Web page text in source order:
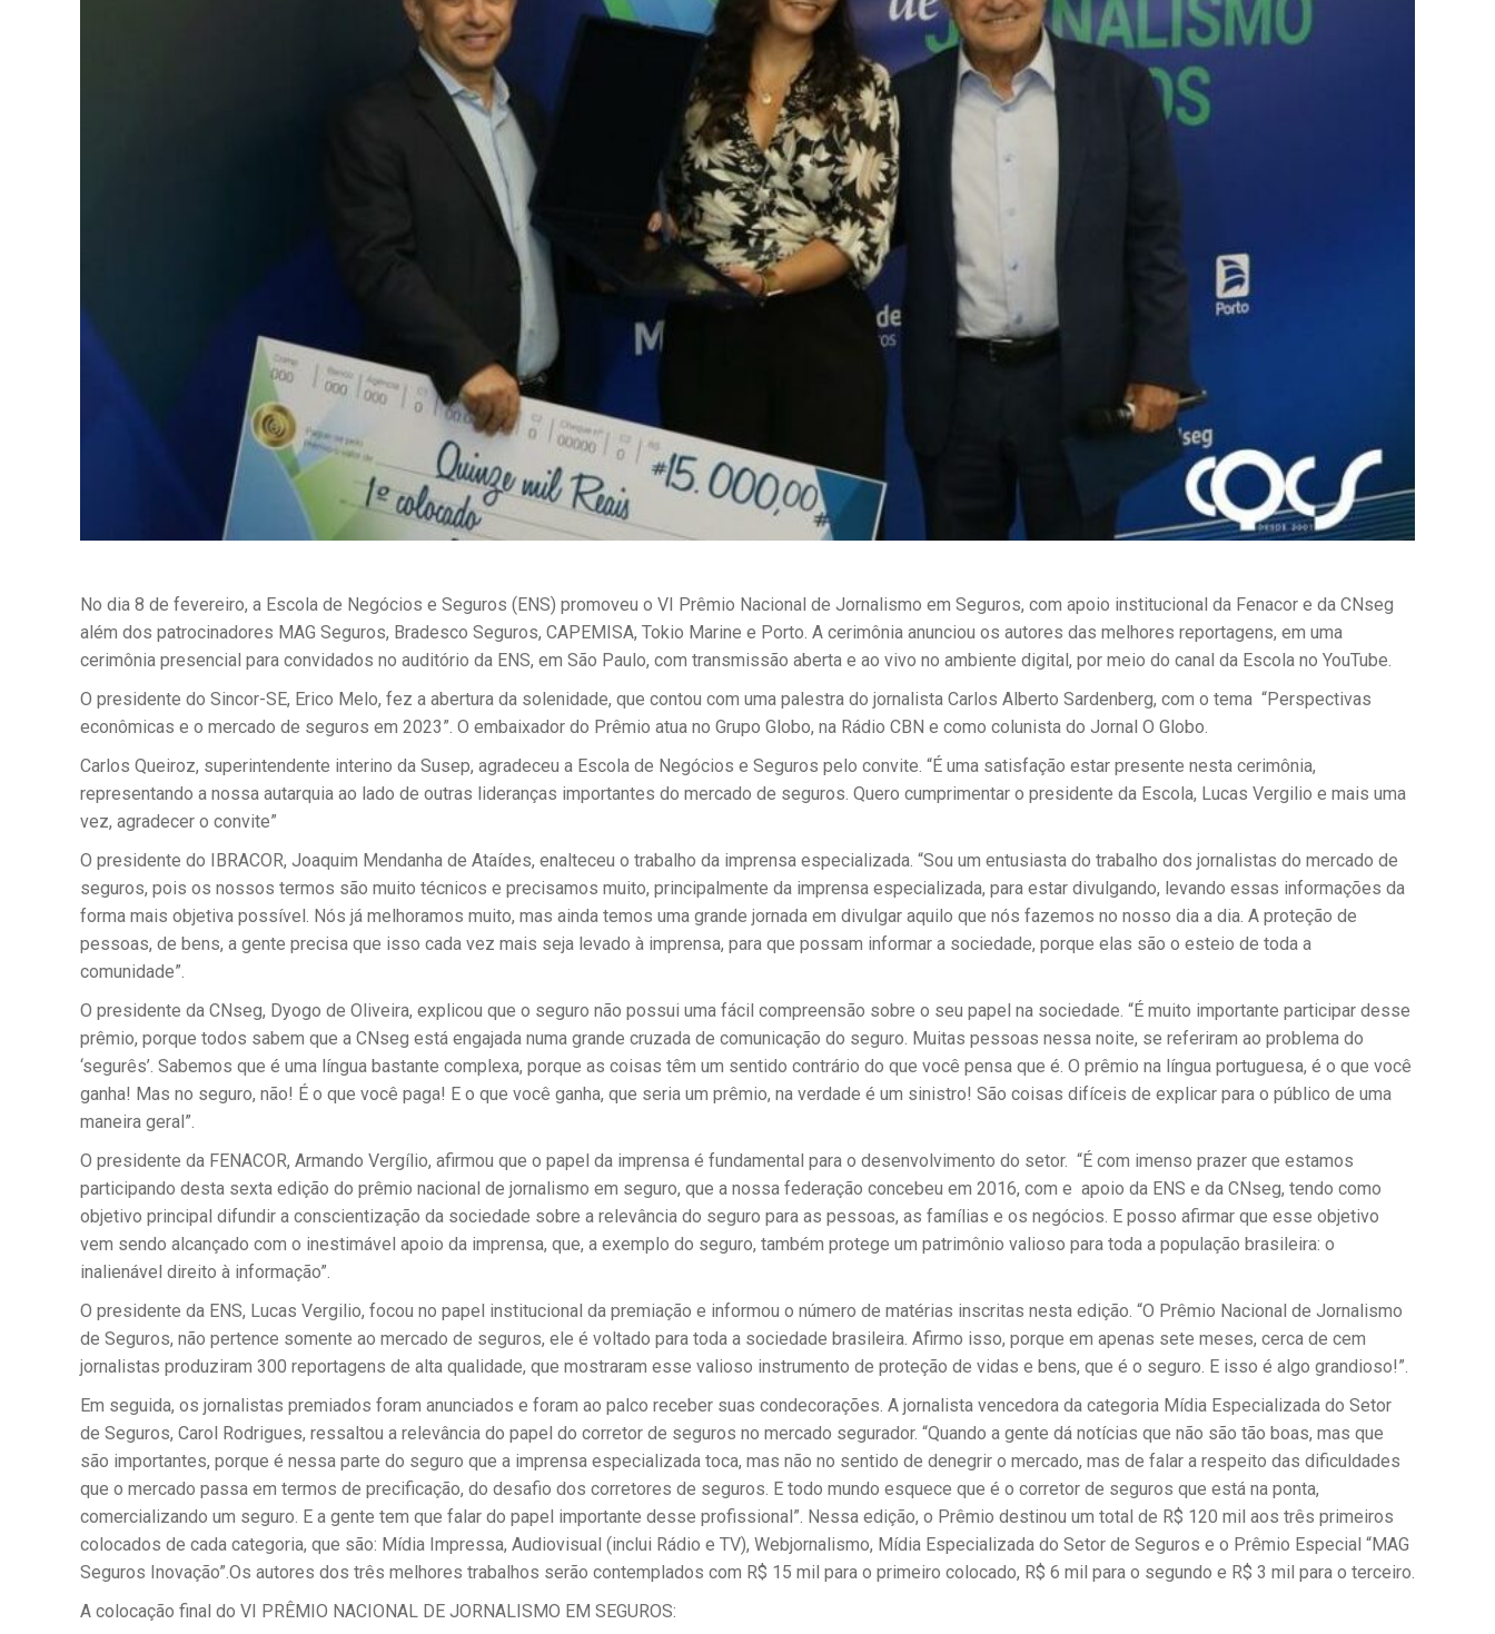
No dia 8 de fevereiro, a Escola de Negócios e Seguros (ENS) promoveu o VI Prêmio Nacional de Jornalismo em Seguros, com apoio institucional da Fenacor e da CNseg
além dos patrocinadores MAG Seguros, Bradesco Seguros, CAPEMISA, Tokio Marine e Porto. A cerimônia anunciou os autores das melhores reportagens, em uma
cerimônia presencial para convidados no auditório da ENS, em São Paulo, com transmissão aberta e ao vivo no ambiente digital, por meio do canal da Escola no YouTube.
O presidente do Sincor-SE, Erico Melo, fez a abertura da solenidade, que contou com uma palestra do jornalista Carlos Alberto Sardenberg, com o tema “Perspectivas
econômicas e o mercado de seguros em 2023”. O embaixador do Prêmio atua no Grupo Globo, na Rádio CBN e como colunista do Jornal O Globo.
Carlos Queiroz, superintendente interino da Susep, agradeceu a Escola de Negócios e Seguros pelo convite. “É uma satisfação estar presente nesta cerimônia,
representando a nossa autarquia ao lado de outras lideranças importantes do mercado de seguros. Quero cumprimentar o presidente da Escola, Lucas Vergilio e mais uma
vez, agradecer o convite”
O presidente do IBRACOR, Joaquim Mendanha de Ataídes, enalteceu o trabalho da imprensa especializada. “Sou um entusiasta do trabalho dos jornalistas do mercado de
seguros, pois os nossos termos são muito técnicos e precisamos muito, principalmente da imprensa especializada, para estar divulgando, levando essas informações da
forma mais objetiva possível. Nós já melhoramos muito, mas ainda temos uma grande jornada em divulgar aquilo que nós fazemos no nosso dia a dia. A proteção de
pessoas, de bens, a gente precisa que isso cada vez mais seja levado à imprensa, para que possam informar a sociedade, porque elas são o esteio de toda a
comunidade”.
O presidente da CNseg, Dyogo de Oliveira, explicou que o seguro não possui uma fácil compreensão sobre o seu papel na sociedade. “É muito importante participar desse
prêmio, porque todos sabem que a CNseg está engajada numa grande cruzada de comunicação do seguro. Muitas pessoas nessa noite, se referiram ao problema do
‘segurês’. Sabemos que é uma língua bastante complexa, porque as coisas têm um sentido contrário do que você pensa que é. O prêmio na língua portuguesa, é o que você
ganha! Mas no seguro, não! É o que você paga! E o que você ganha, que seria um prêmio, na verdade é um sinistro! São coisas difíceis de explicar para o público de uma
maneira geral”.
O presidente da FENACOR, Armando Vergílio, afirmou que o papel da imprensa é fundamental para o desenvolvimento do setor. “É com imenso prazer que estamos
participando desta sexta edição do prêmio nacional de jornalismo em seguro, que a nossa federação concebeu em 2016, com e apoio da ENS e da CNseg, tendo como
objetivo principal difundir a conscientização da sociedade sobre a relevância do seguro para as pessoas, as famílias e os negócios. E posso afirmar que esse objetivo
vem sendo alcançado com o inestimável apoio da imprensa, que, a exemplo do seguro, também protege um patrimônio valioso para toda a população brasileira: o
inalienável direito à informação”.
O presidente da ENS, Lucas Vergilio, focou no papel institucional da premiação e informou o número de matérias inscritas nesta edição. “O Prêmio Nacional de Jornalismo
de Seguros, não pertence somente ao mercado de seguros, ele é voltado para toda a sociedade brasileira. Afirmo isso, porque em apenas sete meses, cerca de cem
jornalistas produziram 300 reportagens de alta qualidade, que mostraram esse valioso instrumento de proteção de vidas e bens, que é o seguro. E isso é algo grandioso!”.
Em seguida, os jornalistas premiados foram anunciados e foram ao palco receber suas condecorações. A jornalista vencedora da categoria Mídia Especializada do Setor
de Seguros, Carol Rodrigues, ressaltou a relevância do papel do corretor de seguros no mercado segurador. “Quando a gente dá notícias que não são tão boas, mas que
são importantes, porque é nessa parte do seguro que a imprensa especializada toca, mas não no sentido de denegrir o mercado, mas de falar a respeito das dificuldades
que o mercado passa em termos de precificação, do desafio dos corretores de seguros. E todo mundo esquece que é o corretor de seguros que está na ponta,
comercializando um seguro. E a gente tem que falar do papel importante desse profissional”. Nessa edição, o Prêmio destinou um total de R$ 120 mil aos três primeiros
colocados de cada categoria, que são: Mídia Impressa, Audiovisual (inclui Rádio e TV), Webjornalismo, Mídia Especializada do Setor de Seguros e o Prêmio Especial “MAG
Seguros Inovação”.Os autores dos três melhores trabalhos serão contemplados com R$ 15 mil para o primeiro colocado, R$ 6 mil para o segundo e R$ 3 mil para o terceiro.
A colocação final do VI PRÊMIO NACIONAL DE JORNALISMO EM SEGUROS: